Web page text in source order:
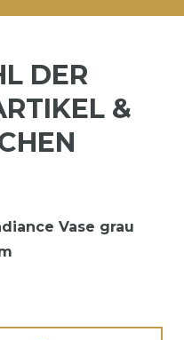
DER
&
Vase grau